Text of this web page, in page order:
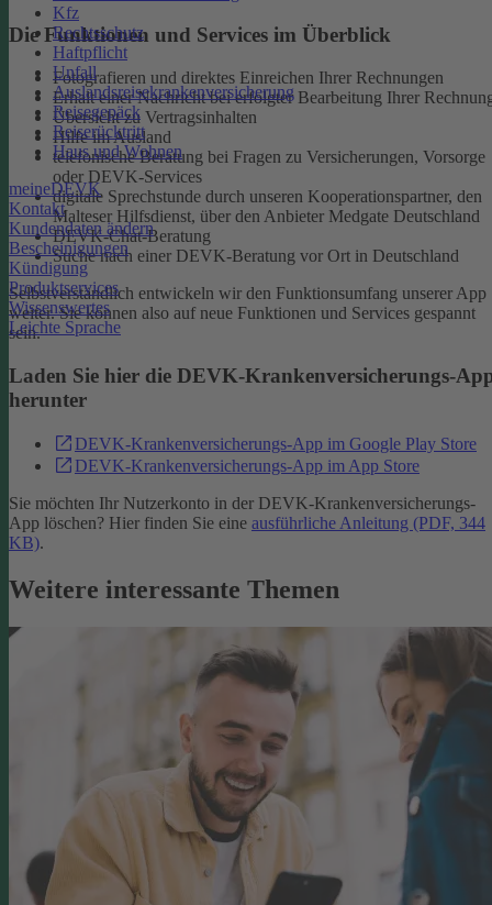
Kfz
Rechtsschutz
Haftpflicht
Unfall
Auslandsreisekrankenversicherung
Reisegepäck
Reiserücktritt
Haus und Wohnen
meineDEVK
Kontakt
Kundendaten ändern
Bescheinigungen
Kündigung
Produktservices
Wissenswertes
Leichte Sprache
Die Funktionen und Services im Überblick
Fotografieren und direktes Einreichen Ihrer Rechnungen
Erhalt einer Nachricht bei erfolgter Bearbeitung Ihrer
Übersicht zu Vertragsinhalten
Hilfe im Ausland
telefonische Beratung bei Fragen zu Versicherungen, Vorsorge
oder DEVK-Services
digitale Sprechstunde durch unseren Kooperationspartner, den
Malteser Hilfsdienst, über den Anbieter Medgate Deutschland
DEVK-Chat-Beratung
Suche nach einer DEVK-Beratung vor Ort in Deutschland
Selbstverständlich entwickeln wir den Funktionsumfang unserer App
weiter. Sie können also auf neue Funktionen und Services gespannt
sein.
Laden Sie hier die DEVK-Krankenversicherungs-
herunter
DEVK-Krankenversicherungs-App im Google Play Store
DEVK-Krankenversicherungs-App im App Store
Sie möchten Ihr Nutzerkonto in der DEVK-Krankenversicherungs-
App löschen? Hier finden Sie eine ausführliche Anleitung (PDF, 344
KB).
Weitere interessante Themen